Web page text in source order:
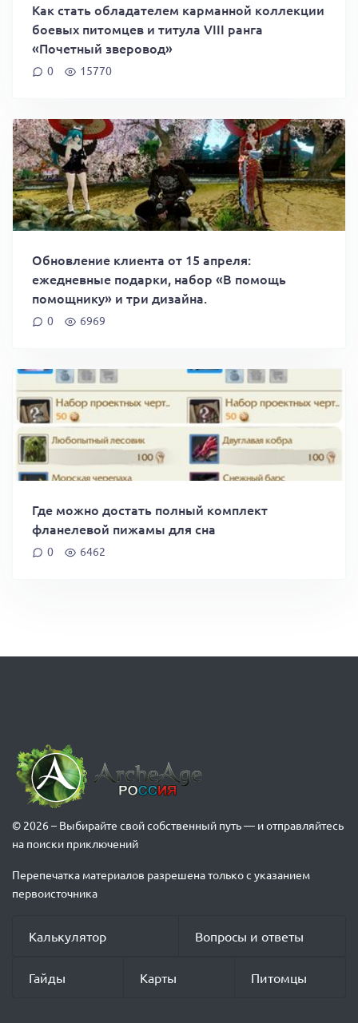
Как стать обладателем карманной коллекции
боевых питомцев и титула VIII ранга
«Почетный зверовод»
0 15770
Обновление клиента от 15 апреля:
ежедневные подарки, набор «В помощь
помощнику» и три дизайна.
0 6969
Где можно достать полный комплект
фланелевой пижамы для сна
0 6462
© 2026 – Выбирайте свой собственный путь — и отправляйтесь
на поиски приключений
Перепечатка материалов разрешена только с указанием
первоисточника
Калькулятор Вопросы и ответы
Гайды Карты Питомцы